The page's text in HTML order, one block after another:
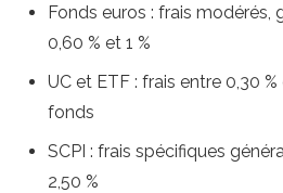
Fonds euros : frais modérés,
0,60 % et 1 %
UC et ETF : frais entre 0,30
fonds
SCPI : frais spécifiques
2,50 %